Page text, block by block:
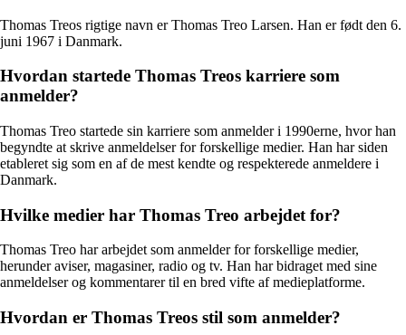
Thomas Treos rigtige navn er Thomas Treo Larsen. Han er født den 6.
juni 1967 i Danmark.
Hvordan startede Thomas Treos karriere som
anmelder?
Thomas Treo startede sin karriere som anmelder i 1990erne, hvor han
begyndte at skrive anmeldelser for forskellige medier. Han har siden
etableret sig som en af de mest kendte og respekterede anmeldere i
Danmark.
Hvilke medier har Thomas Treo arbejdet for?
Thomas Treo har arbejdet som anmelder for forskellige medier,
herunder aviser, magasiner, radio og tv. Han har bidraget med sine
anmeldelser og kommentarer til en bred vifte af medieplatforme.
Hvordan er Thomas Treos stil som anmelder?